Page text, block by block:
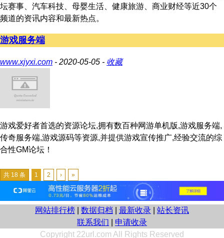
坛赛事、汽车科技、母婴生活、健康旅游、商业财经等近30个
频道的资讯内容和最新热点。
游戏服务端
www.xjyxi.com - 2020-05-05 - 收藏
游戏爱好者首选的资源论坛,拥有数百种网游单机版,游戏服务端,
传奇服务端,游戏源码等资源,并提供游戏宣传推广,经验交流的综
合性GM论坛！
共 18 条 1 2 › »
网站排行榜 数据归档 最新收录
站长资讯
联系我们
申请收录
Copyright 22url.com All Rights Reserved